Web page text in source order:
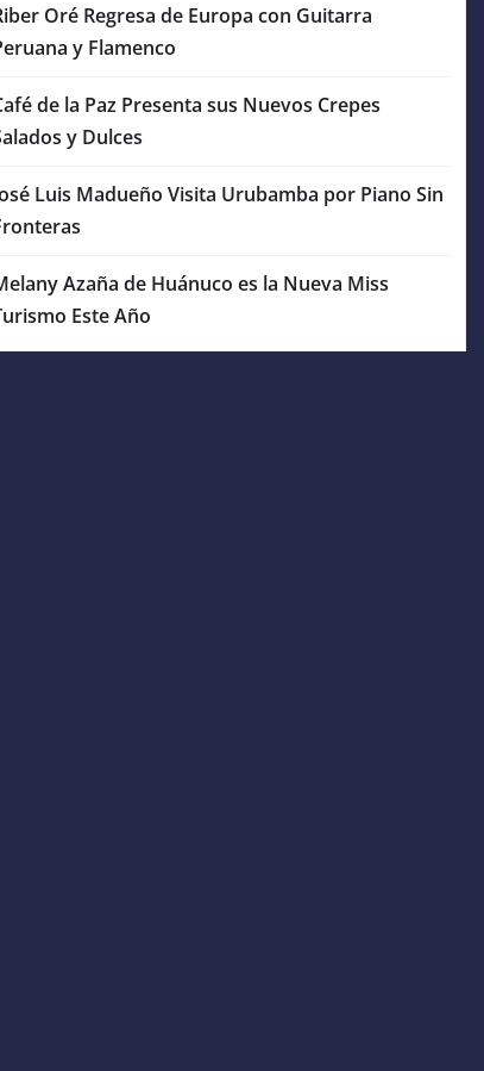
Oré Regresa de Europa con Guitarra
y Flamenco
de la Paz Presenta sus Nuevos Crepes
y Dulces
Luis Madueño Visita Urubamba por Piano Sin
Azaña de Huánuco es la Nueva Miss
Este Año